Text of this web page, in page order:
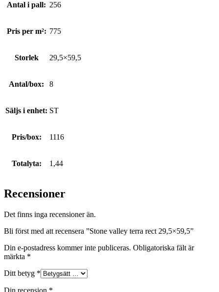
Antal i pall: 256
Pris per m²: 775
Storlek 29,5×59,5
Antal/box: 8
Säljs i enhet: ST
Pris/box: 1116
Totalyta: 1,44
Recensioner
Det finns inga recensioner än.
Bli först med att recensera ”Stone valley terra rect 29,5×59,5”
Din e-postadress kommer inte publiceras. Obligatoriska fält är
märkta *
Ditt betyg *